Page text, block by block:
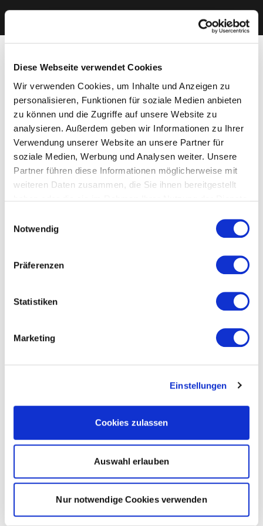
Diese Webseite verwendet Cookies
Wir verwenden Cookies, um Inhalte und Anzeigen zu
personalisieren, Funktionen für soziale Medien anbieten
zu können und die Zugriffe auf unsere Website zu
analysieren. Außerdem geben wir Informationen zu Ihrer
Verwendung unserer Website an unsere Partner für
soziale Medien, Werbung und Analysen weiter. Unsere
Partner führen diese Informationen möglicherweise mit
weiteren Daten zusammen, die Sie ihnen bereitgestellt
Cookies, wenn Sie unsere Webseite weiterhin nutzen.
Notwendig
Präferenzen
Statistiken
Marketing
Einstellungen
Cookies zulassen
Auswahl erlauben
Nur notwendige Cookies verwenden